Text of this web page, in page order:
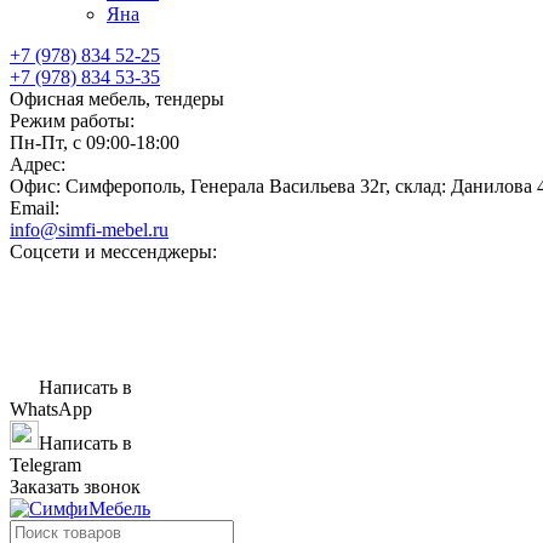
Яна
+7 (978) 834 52-25
+7 (978) 834 53-35
Офисная мебель, тендеры
Режим работы:
Пн-Пт, с 09:00-18:00
Адрес:
Офис: Симферополь, Генерала Васильева 32г, склад: Данилова
Email:
info@simfi-mebel.ru
Соцсети и мессенджеры:
Написать в
WhatsApp
Написать в
Telegram
Заказать звонок